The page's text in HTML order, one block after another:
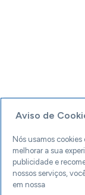
Aviso de
Nós usamos
melhorar a sua
publicidade e
nossos serviços,
em nossa